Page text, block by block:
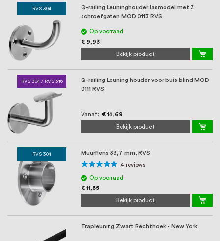
RVS 304
Q-railing Leuninghouder lasmodel met 3
schroefgaten MOD 0113 RVS
Op voorraad
€ 9,93
Bekijk product
RVS 304 / RVS 316
Q-railing Leuning houder voor buis blind MOD
0111 RVS
Vanaf € 14,69
Bekijk product
RVS 304 Muurflens 33,7 mm, RVS
Waardering:
100%
4 reviews
Op voorraad
€ 11,85
Bekijk product
Trapleuning Zwart Rechthoek - New York